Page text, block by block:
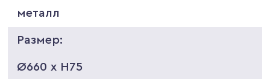
металл
Размер:
Ø660 x H75